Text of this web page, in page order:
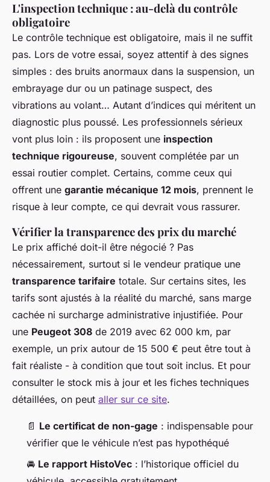
L'inspection technique : au-delà du contrôle
obligatoire
Le contrôle technique est obligatoire, mais il ne suffit
pas. Lors de votre essai, soyez attentif à des signes
simples : des bruits anormaux dans la suspension, un
embrayage dur ou un patinage suspect, des
vibrations au volant… Autant d’indices qui méritent un
diagnostic plus poussé. Les professionnels sérieux
vont plus loin : ils proposent une inspection
technique rigoureuse, souvent complétée par un
essai routier complet. Certains, comme ceux qui
offrent une garantie mécanique 12 mois, prennent le
risque à leur compte, ce qui devrait vous rassurer.
Vérifier la transparence des prix du marché
Le prix affiché doit-il être négocié ? Pas
nécessairement, surtout si le vendeur pratique une
transparence tarifaire totale. Sur certains sites, les
tarifs sont ajustés à la réalité du marché, sans marge
cachée ni surcharge administrative injustifiée. Pour
une Peugeot 308 de 2019 avec 62 000 km, par
exemple, un prix autour de 15 500 € peut être tout à
fait réaliste - à condition que tout soit inclus. Et pour
consulter le stock mis à jour et les fiches techniques
détaillées, on peut aller sur ce site.
📄 Le certificat de non-gage : indispensable pour
vérifier que le véhicule n’est pas hypothéqué
🚘 Le rapport HistoVec : l’historique officiel du